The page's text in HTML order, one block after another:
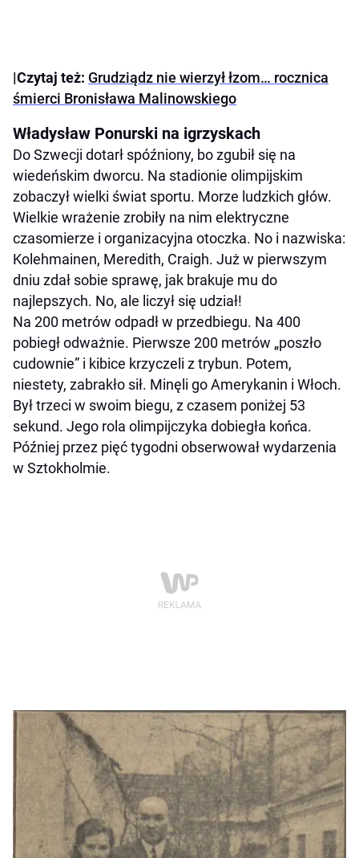
|Czytaj też: Grudziądz nie wierzył łzom… rocznica
śmierci Bronisława Malinowskiego
Władysław Ponurski na igrzyskach
Do Szwecji dotarł spóźniony, bo zgubił się na
wiedeńskim dworcu. Na stadionie olimpijskim
zobaczył wielki świat sportu. Morze ludzkich głów.
Wielkie wrażenie zrobiły na nim elektryczne
czasomierze i organizacyjna otoczka. No i nazwiska:
Kolehmainen, Meredith, Craigh. Już w pierwszym
dniu zdał sobie sprawę, jak brakuje mu do
najlepszych. No, ale liczył się udział!
Na 200 metrów odpadł w przedbiegu. Na 400
pobiegł odważnie. Pierwsze 200 metrów „poszło
cudownie” i kibice krzyczeli z trybun. Potem,
niestety, zabrakło sił. Minęli go Amerykanin i Włoch.
Był trzeci w swoim biegu, z czasem poniżej 53
sekund. Jego rola olimpijczyka dobiegła końca.
Później przez pięć tygodni obserwował wydarzenia
w Sztokholmie.